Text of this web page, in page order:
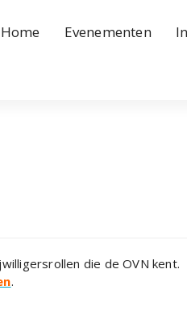
Home Evenementen
die de OVN kent.
.